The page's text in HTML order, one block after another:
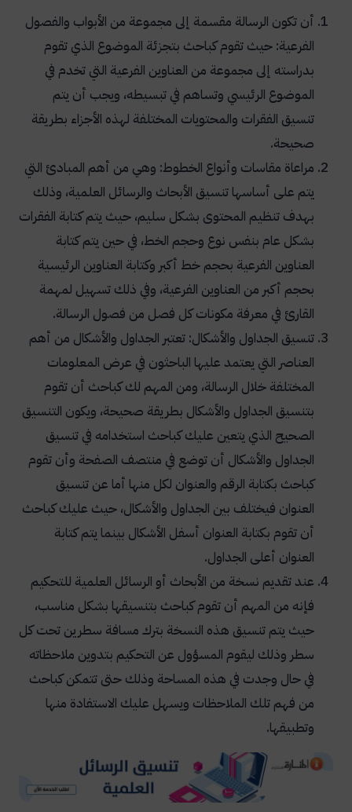
أن تكون الرسالة مقسمة إلى مجموعة من الأبواب والفصول
الفرعية: حيث تقوم كباحث بتجزئة الموضوع الذي تقوم
بدراسته إلى مجموعة من العناوين الفرعية التي تخدم في
الموضوع الرئيسي وتساهم في تبسيطه، ويجب أن يتم
تنسيق الفقرات والمحتويات المختلفة لهذه الأجزاء بطريقة
صحيحة.
مراعاة مقاسات وأنواع الخطوط: وهي من أهم المبادئ التي
يتم على أساسها تنسيق الأبحاث والرسائل العلمية، وذلك
بهدف تنظيم المحتوى بشكل سليم، حيث يتم كتابة الفقرات
بشكل عام بنفس نوع وحجم الخط، في حين يتم كتابة
العناوين الفرعية بحجم خط أكبر وكتابة العناوين الرئيسية
بحجم أكبر من العناوين الفرعية، وفي ذلك تسهيل لمهمة
القارئ في معرفة مكونات كل فصل من فصول الرسالة.
تنسيق الجداول والأشكال: تعتبر الجداول والأشكال من أهم
العناصر التي يعتمد عليها الباحثون في عرض المعلومات
المختلفة خلال الرسالة، ومن المهم لك كباحث أن تقوم
بتنسيق الجداول والأشكال بطريقة صحيحة، ويكون التنسيق
الصحيح الذي يتعين عليك كباحث استخدامه في تنسيق
الجداول والأشكال أن توضع في منتصف الصفحة وأن تقوم
كباحث بكتابة الرقم والعنوان لكل منها أما عن تنسيق
العنوان فيختلف بين الجداول والأشكال، حيث عليك كباحث
أن تقوم بكتابة العنوان أسفل الأشكال بينما يتم كتابة
العنوان أعلى الجداول.
عند تقديم نسخة من الأبحاث أو الرسائل العلمية للتحكيم
فإنه من المهم أن تقوم كباحث بتنسيقها بشكل مناسب،
حيث يتم تنسيق هذه النسخة بترك مسافة سطرين تحت كل
سطر وذلك ليقوم المسؤول عن التحكيم بتدوين ملاحظاته
في حال وجدت في هذه المساحة وذلك حتى تتمكن كباحث
من فهم تلك الملاحظات ويسهل عليك الاستفادة منها
وتطبيقها.